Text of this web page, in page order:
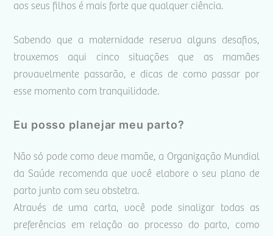
aos seus filhos é mais forte que qualquer ciência.
Sabendo que a maternidade reserva alguns desafios,
trouxemos aqui cinco situações que as mamães
provavelmente passarão, e dicas de como passar por
esse momento com tranquilidade.
Eu posso planejar meu parto?
Não só pode como deve mamãe, a Organização Mundial
da Saúde recomenda que você elabore o seu plano de
parto junto com seu obstetra.
Através de uma carta, você pode sinalizar todas as
preferências em relação ao processo do parto, como